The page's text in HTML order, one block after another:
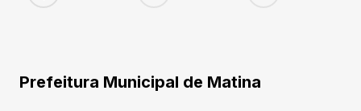
Prefeitura Municipal de Matina